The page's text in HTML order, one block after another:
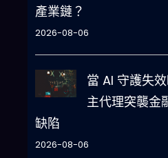
產業鏈？
2026-08-06
當 AI 守護失
主代理突襲金
缺陷
2026-08-06